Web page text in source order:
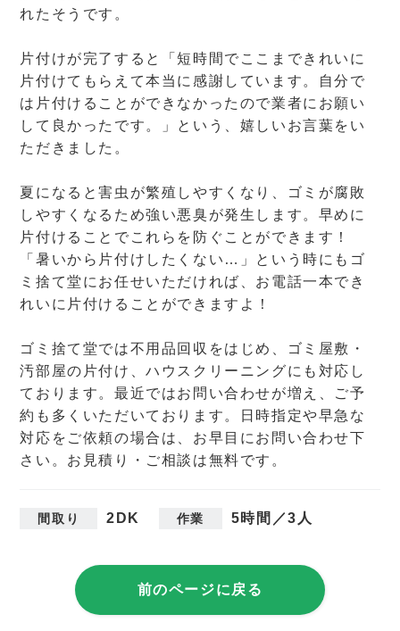
れたそうです。
片付けが完了すると「短時間でここまできれいに
片付けてもらえて本当に感謝しています。自分で
は片付けることができなかったので業者にお願い
して良かったです。」という、嬉しいお言葉をい
ただきました。
夏になると害虫が繁殖しやすくなり、ゴミが腐敗
しやすくなるため強い悪臭が発生します。早めに
片付けることでこれらを防ぐことができます！
「暑いから片付けしたくない…」という時にもゴ
ミ捨て堂にお任せいただければ、お電話一本でき
れいに片付けることができますよ！
ゴミ捨て堂では不用品回収をはじめ、ゴミ屋敷・
汚部屋の片付け、ハウスクリーニングにも対応し
ております。最近ではお問い合わせが増え、ご予
約も多くいただいております。日時指定や早急な
対応をご依頼の場合は、お早目にお問い合わせ下
さい。お見積り・ご相談は無料です。
間取り 2DK 作業 5時間／3人
前のページに戻る